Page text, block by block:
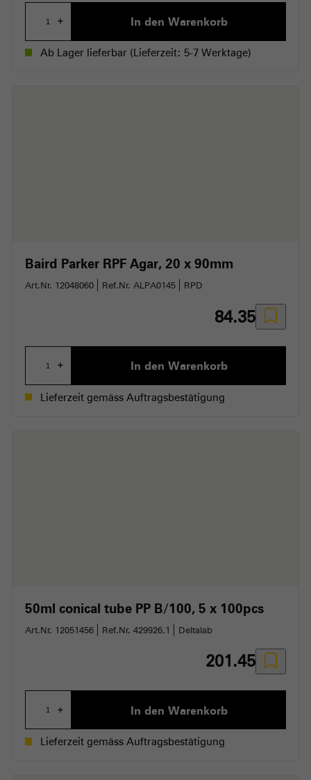
+ In den Warenkorb
Ab Lager lieferbar (Lieferzeit: 5-7 Werktage)
Baird Parker RPF Agar 20 x 90mm
Art.Nr. 12048060 Ref.Nr. ALPA0145 RPD
84.35
+ In den Warenkorb
Lieferzeit gemäss Auftragsbestätigung
50ml conical tube PP B/100 5 x 100pcs
Art.Nr. 12051456 Ref.Nr. 429926.1 Deltalab
201.45
+ In den Warenkorb
Lieferzeit gemäss Auftragsbestätigung